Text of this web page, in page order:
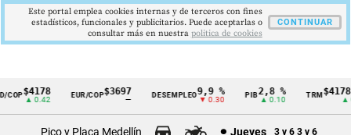
Cintillo
$4178
▲ 0.42
EUR/COP$3697 DESEMPLEO 9,9 %
▼ 0.30
PIB2,8 %
▲ 0.10
TRM
▲
Pico y Placa Medellín Jueves 3 y 6 3 y 6
Este portal emplea cookies internas y de terceros con fines
estadísticos, funcionales y publicitarios. Puede aceptarlas o
consultar más en nuestra politica de cookies
CONTINUAR